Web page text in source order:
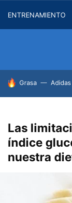
ENTRENAMIENTO
HOY SE HABLA
Grasa Adidas
Las
índice
nuestra